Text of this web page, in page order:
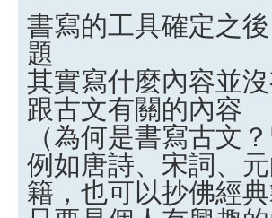
書寫的工具確定之
題
其實寫什麼內容並
跟古文有關的內容
（為何是書寫古文
例如唐詩、宋詞、
籍，也可以抄佛經